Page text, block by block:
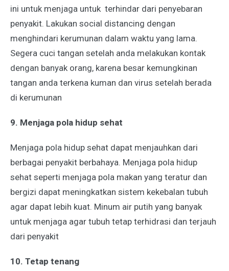
ini untuk menjaga untuk terhindar dari penyebaran
penyakit. Lakukan social distancing dengan
menghindari kerumunan dalam waktu yang lama.
Segera cuci tangan setelah anda melakukan kontak
dengan banyak orang, karena besar kemungkinan
tangan anda terkena kuman dan virus setelah berada
di kerumunan
9. Menjaga pola hidup sehat
Menjaga pola hidup sehat dapat menjauhkan dari
berbagai penyakit berbahaya. Menjaga pola hidup
sehat seperti menjaga pola makan yang teratur dan
bergizi dapat meningkatkan sistem kekebalan tubuh
agar dapat lebih kuat. Minum air putih yang banyak
untuk menjaga agar tubuh tetap terhidrasi dan terjauh
dari penyakit
10. Tetap tenang